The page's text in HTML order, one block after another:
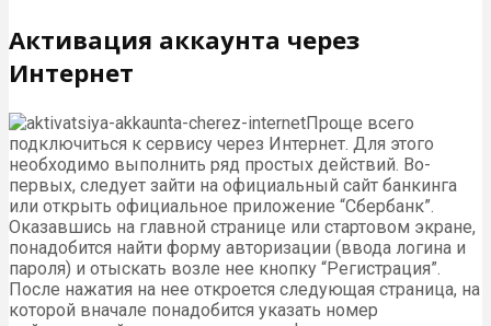
Активация аккаунта через
Интернет
Проще всего
подключиться к сервису через Интернет. Для этого
необходимо выполнить ряд простых действий. Во-
первых, следует зайти на официальный сайт банкинга
или открыть официальное приложение “Сбербанк”.
Оказавшись на главной странице или стартовом экране,
понадобится найти форму авторизации (ввода логина и
пароля) и отыскать возле нее кнопку “Регистрация”.
После нажатия на нее откроется следующая страница, на
которой вначале понадобится указать номер